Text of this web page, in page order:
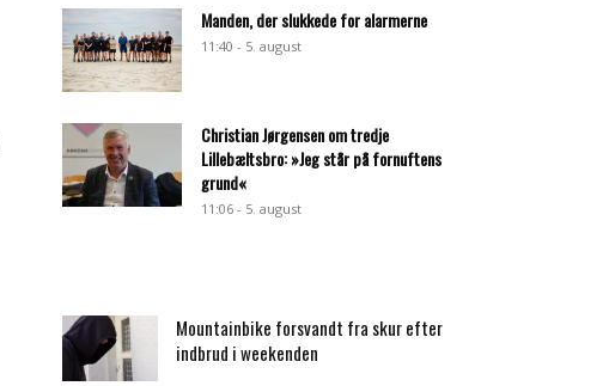
Manden, der slukkede for alarmerne
11:40 - 5. august
Christian Jørgensen om tredje
Lillebæltsbro: »Jeg står på fornuftens
grund«
11:06 - 5. august
Mountainbike forsvandt fra skur efter
indbrud i weekenden